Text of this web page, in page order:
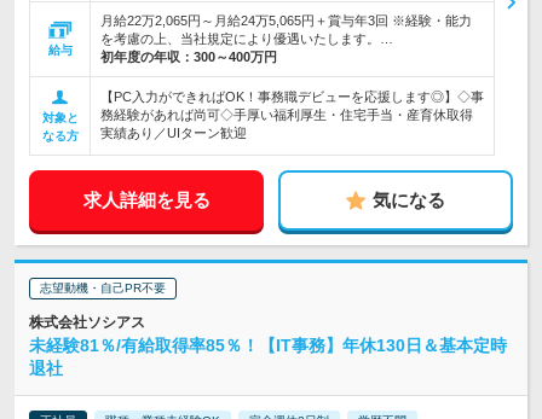
給与
月給22万2,065円～月給24万5,065円＋賞与年3回 ※経験・能力
を考慮の上、当社規定により優遇いたします。…
初年度の年収： 300～400万円
対象と
なる方
【PC入力ができればOK！事務職デビューを応援します◎】◇事
務経験があれば尚可◇手厚い福利厚生・住宅手当・産育休取得
実績あり／UIターン歓迎
求人詳細を見る 気になる
志望動機・自己PR不要
株式会社ソシアス
未経験81％/有給取得率85％！【IT事務】年休130日＆基本定時
退社